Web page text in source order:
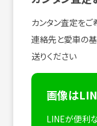
カンタン査定を
連絡先と愛車の
送りください
画像は
LINEが便利